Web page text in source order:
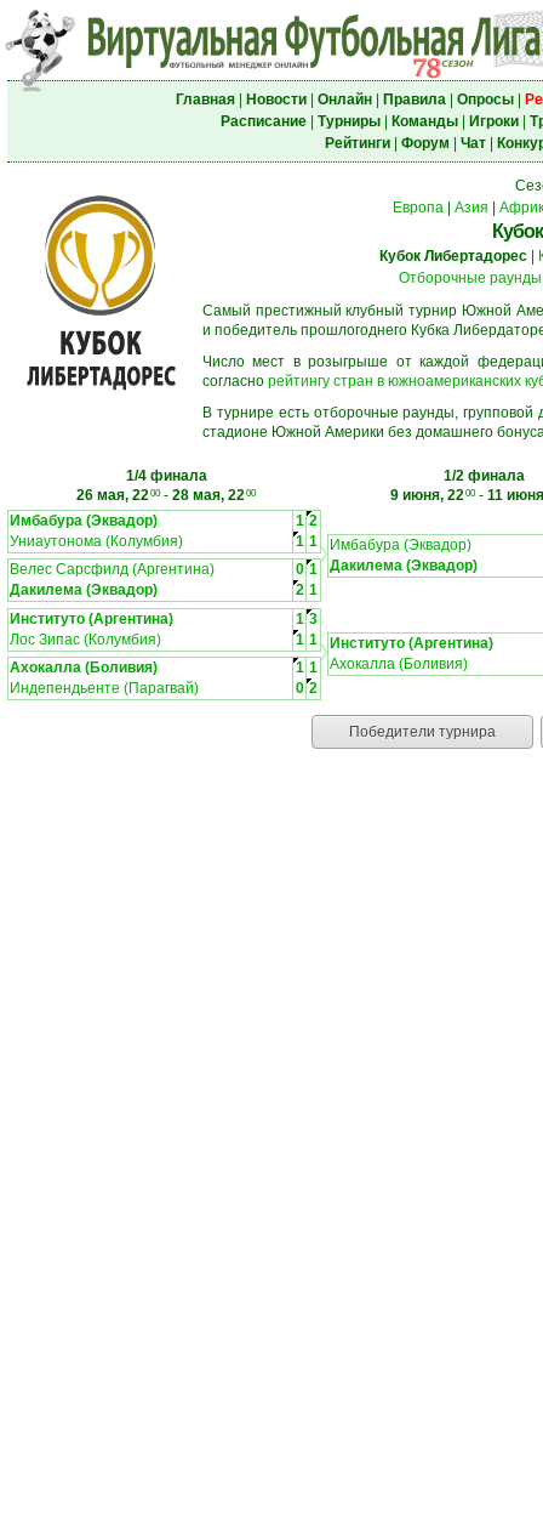
Главная| Новости| Онлайн| Правила| Опросы|
Расписание| Турниры| Команды| Игроки|
Рейтинги| Форум Чат|
Европа| Азия
Кубок Либертадорес
Отборочные раунды
Самый престижный клубный турнир Южной
и победитель прошлогоднего Кубка
Число мест в розыгрыше от каждой
согласно рейтингу стран в южноамериканских
В турнире есть отборочные раунды,
стадионе Южной Америки без домашнего
1/4 финала
26 мая, 2200- 28 мая, 2200
1/2 финала
9 июня, 2200- 11
Имбабура (Эквадор)
1 2
Униаутонома (Колумбия)
1 1
Велес Сарсфилд (Аргентина)
0 1
Дакилема (Эквадор)
2 1
Имбабура (Эквадор)
Дакилема (Эквадор)
Институто (Аргентина) 1 3
Лос Зипас (Колумбия)
1 1
Ахокалла (Боливия)
1 1
Индепендьенте (Парагвай)
0 2
Институто (Аргентина)
Ахокалла (Боливия)
Победители турнира